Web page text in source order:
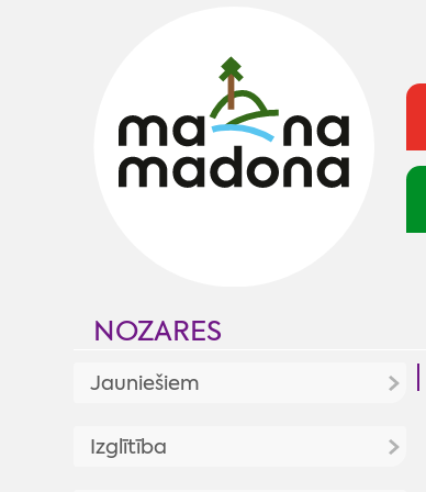
NOZARES
Jauniešiem
Jaunumi
Izglītība